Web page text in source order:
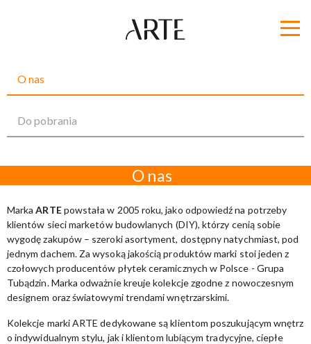
O nas
Do pobrania
O nas
MarkaARTEpowstała w 2005 roku, jako odpowiedź na potrzeby
klientów sieci marketów budowlanych (DIY), którzy cenią sobie
wygodę zakupów – szeroki asortyment, dostępny natychmiast, pod
jednym dachem. Za wysoką jakością produktów marki stoi jeden z
czołowych producentów płytek ceramicznych w Polsce - Grupa
Tubądzin. Marka odważnie kreuje kolekcje zgodne z nowoczesnym
designem oraz światowymi trendami wnętrzarskimi.
Kolekcje marki ARTE dedykowane są klientom poszukującym wnętrz
o indywidualnym stylu, jak i klientom lubiącym tradycyjne, ciepłe